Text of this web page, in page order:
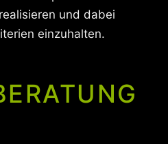
und dabei
einzuhalten.